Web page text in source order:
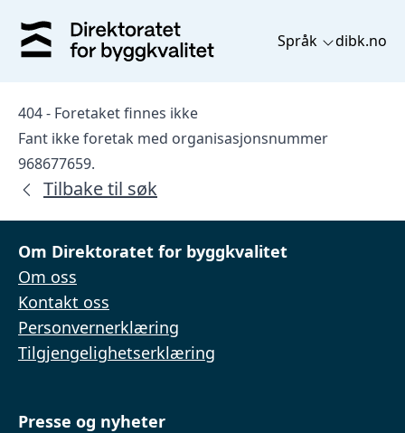
Språk dibk.no
404 - Foretaket finnes ikke
Fant ikke foretak med organisasjonsnummer
968677659.
Tilbake til søk
Om Direktoratet for byggkvalitet
Om oss
Kontakt oss
Personvernerklæring
Tilgjengelighetserklæring
Presse og nyheter